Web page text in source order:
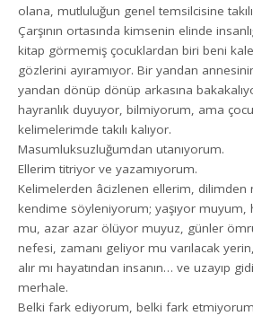
olana, mutluluğun genel temsilcisine
Çarşının ortasında kimsenin elinde
kitap görmemiş çocuklardan biri beni
gözlerini ayıramıyor. Bir yandan
yandan dönüp dönüp arkasına
hayranlık duyuyor, bilmiyorum, ama
kelimelerimde takılı kalıyor.
Masumluksuzluğumdan utanıyorum.
Ellerim titriyor ve yazamıyorum.
Kelimelerden âcizlenen ellerim, dilimden
kendime söyleniyorum; yaşıyor muyum,
mu, azar azar ölüyor muyuz, günler
nefesi, zamanı geliyor mu varılacak
alır mı hayatından insanın… ve uzayıp
merhale.
Belki fark ediyorum, belki fark